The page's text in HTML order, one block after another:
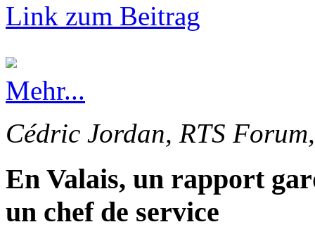
Link zum Beitrag
Mehr...
Cédric Jordan, RTS
En Valais, un rapport
un chef de service